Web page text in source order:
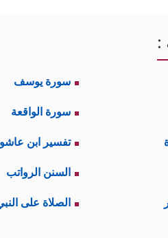
:
سورة يوسف
سورة الواقعة
تفسير ابن
السنن الرواتب
الصلاة على